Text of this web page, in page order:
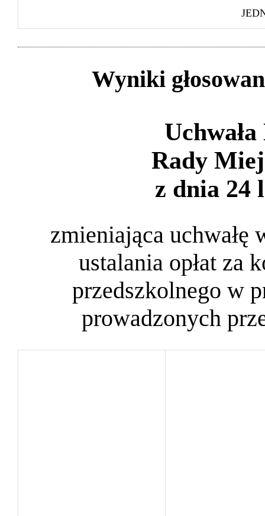
Wyniki
Rady
z dnia 24
zmieniająca uchwałę
ustalania opłat za
przedszkolnego w
prowadzonych